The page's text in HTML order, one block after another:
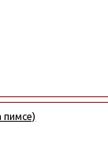
пимсе)